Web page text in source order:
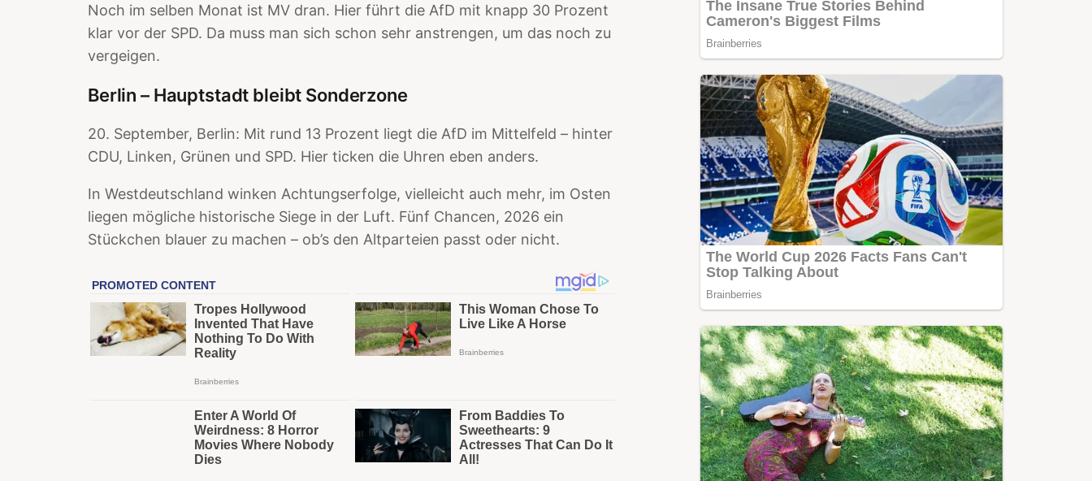
Noch im selben Monat ist MV dran. Hier führt die AfD mit knapp 30 Prozent
klar vor der SPD. Da muss man sich schon sehr anstrengen, um das noch zu
vergeigen.
Berlin – Hauptstadt bleibt Sonderzone
20. September, Berlin: Mit rund 13 Prozent liegt die AfD im Mittelfeld – hinter
CDU, Linken, Grünen und SPD. Hier ticken die Uhren eben anders.
In Westdeutschland winken Achtungserfolge, vielleicht auch mehr, im Osten
liegen mögliche historische Siege in der Luft. Fünf Chancen, 2026 ein
Stückchen blauer zu machen – ob’s den Altparteien passt oder nicht.